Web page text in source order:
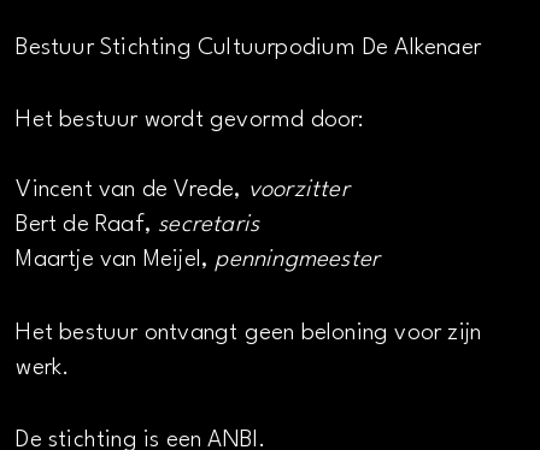
Bestuur Stichting Cultuurpodium De Alkenaer
Het bestuur wordt gevormd door:
Vincent van de Vrede, voorzitter
Bert de Raaf, secretaris
Maartje van Meijel, penningmeester
Het bestuur ontvangt geen beloning voor zijn
werk.
De stichting is een ANBI.